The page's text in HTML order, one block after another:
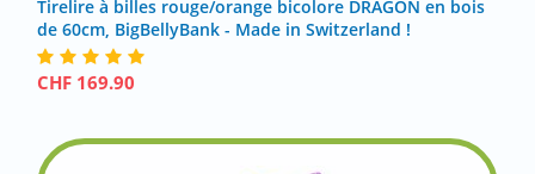
Tirelire à billes rouge/orange bicolore DRAGON en bois
de 60cm, BigBellyBank - Made in Switzerland !
CHF 169.90